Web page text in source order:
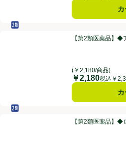
【第2類医薬品】◆アンメルシン1%ヨ
セルフメディケーション税制対象
第2類医薬品
【第2類医薬品】◆
(￥2,180/商品)
価格
￥2,180税込￥
【第2類医薬品】◆ロキプロファイン
セルフメディケーション税制対象
第2類医薬品
【第2類医薬品】◆